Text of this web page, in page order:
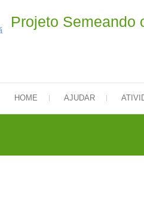
Projeto Semeando
HOME AJUDAR